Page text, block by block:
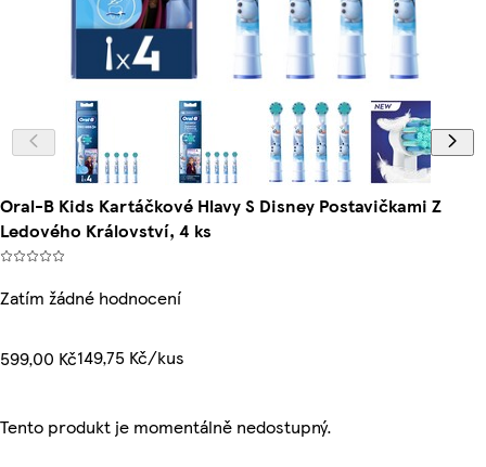
Oral-B Kids Kartáčkové Hlavy S Disney Postavičkami Z
Ledového Království, 4 ks
Zatím žádné hodnocení
599,00 Kč149,75 Kč/kus
Tento produkt je momentálně nedostupný.